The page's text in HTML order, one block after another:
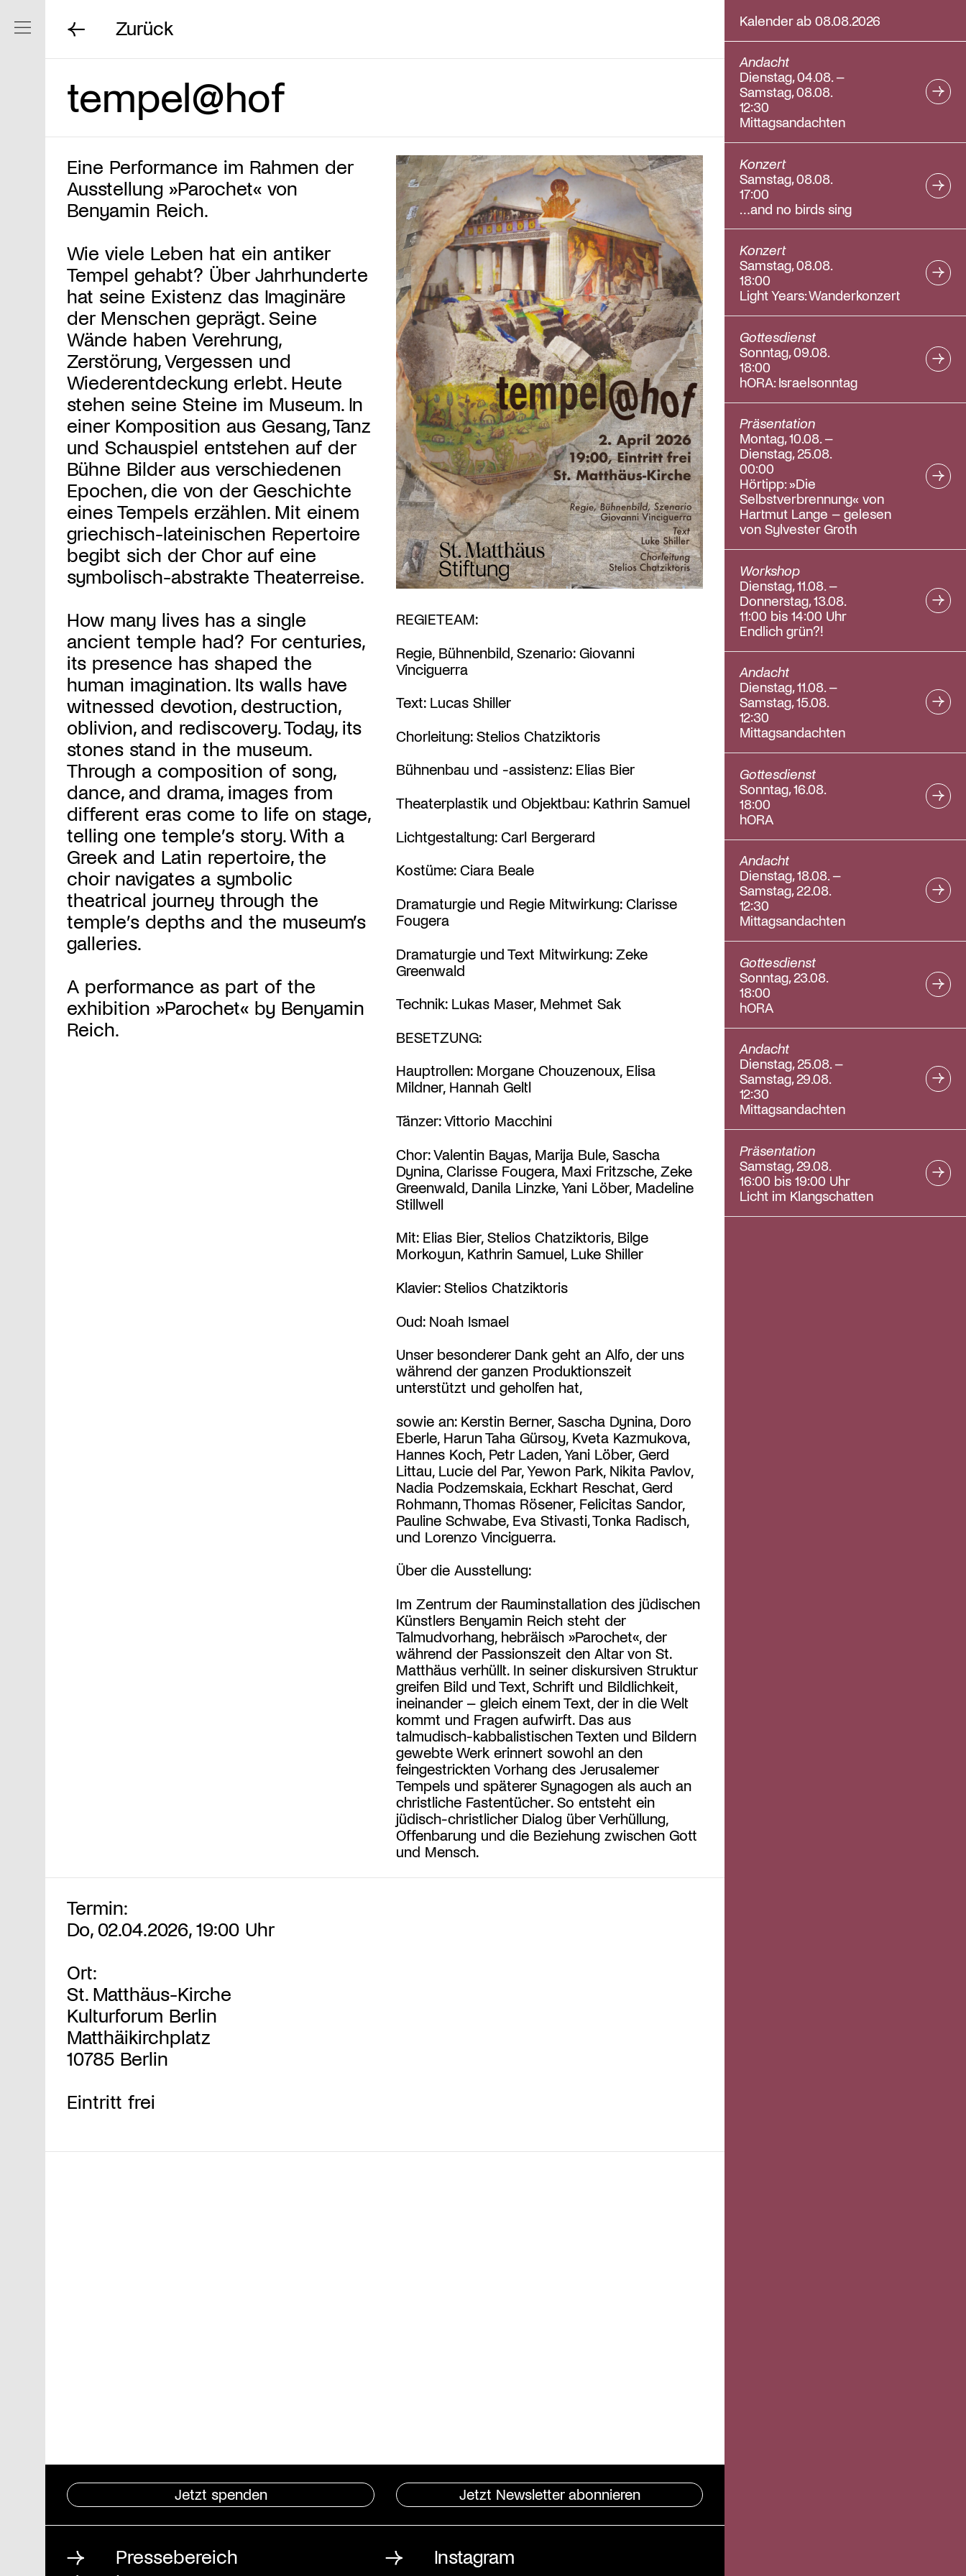
Navigation ein/ausblenden
Zurück
tempel@hof
Eine Performance im Rahmen der
Ausstellung »Parochet« von
Benyamin Reich.
Wie viele Leben hat ein antiker
Tempel gehabt? Über Jahrhunderte
hat seine Existenz das Imaginäre
der Menschen geprägt. Seine
Wände haben Verehrung,
Zerstörung, Vergessen und
Wiederentdeckung erlebt. Heute
stehen seine Steine im Museum. In
einer Komposition aus Gesang, Tanz
und Schauspiel entstehen auf der
Bühne Bilder aus verschiedenen
Epochen, die von der Geschichte
eines Tempels erzählen. Mit einem
griechisch-lateinischen Repertoire
begibt sich der Chor auf eine
symbolisch-abstrakte Theaterreise.
How many lives has a single
ancient temple had? For centuries,
its presence has shaped the
human imagination. Its walls have
witnessed devotion, destruction,
oblivion, and rediscovery. Today, its
stones stand in the museum.
Through a composition of song,
dance, and drama, images from
different eras come to life on stage,
telling one temple’s story. With a
Greek and Latin repertoire, the
choir navigates a symbolic
theatrical journey through the
temple’s depths and the museum’s
galleries.
A performance as part of the
exhibition »Parochet« by Benyamin
Reich.
REGIETEAM:
Regie, Bühnenbild, Szenario: Giovanni
Vinciguerra
Text: Lucas Shiller
Chorleitung: Stelios Chatziktoris
Bühnenbau und -assistenz: Elias Bier
Theaterplastik und Objektbau: Kathrin Samuel
Lichtgestaltung: Carl Bergerard
Kostüme: Ciara Beale
Dramaturgie und Regie Mitwirkung: Clarisse
Fougera
Dramaturgie und Text Mitwirkung: Zeke
Greenwald
Technik: Lukas Maser, Mehmet Sak
BESETZUNG:
Hauptrollen: Morgane Chouzenoux, Elisa
Mildner, Hannah Geltl
Tänzer: Vittorio Macchini
Chor: Valentin Bayas, Marija Bule, Sascha
Dynina, Clarisse Fougera, Maxi Fritzsche, Zeke
Greenwald, Danila Linzke, Yani Löber, Madeline
Stillwell
Mit: Elias Bier, Stelios Chatziktoris, Bilge
Morkoyun, Kathrin Samuel, Luke Shiller
Klavier: Stelios Chatziktoris
Oud: Noah Ismael
Unser besonderer Dank geht an Alfo, der uns
während der ganzen Produktionszeit
unterstützt und geholfen hat,
sowie an: Kerstin Berner, Sascha Dynina, Doro
Eberle, Harun Taha Gürsoy, Kveta Kazmukova,
Hannes Koch, Petr Laden, Yani Löber, Gerd
Littau, Lucie del Par, Yewon Park, Nikita Pavlov,
Nadia Podzemskaia, Eckhart Reschat, Gerd
Rohmann, Thomas Rösener, Felicitas Sandor,
Pauline Schwabe, Eva Stivasti, Tonka Radisch,
und Lorenzo Vinciguerra.
Über die Ausstellung:
Im Zentrum der Rauminstallation des jüdischen
Künstlers Benyamin Reich steht der
Talmudvorhang, hebräisch »Parochet«, der
während der Passionszeit den Altar von St.
Matthäus verhüllt. In seiner diskursiven Struktur
greifen Bild und Text, Schrift und Bildlichkeit,
ineinander – gleich einem Text, der in die Welt
kommt und Fragen aufwirft. Das aus
talmudisch-kabbalistischen Texten und Bildern
gewebte Werk erinnert sowohl an den
feingestrickten Vorhang des Jerusalemer
Tempels und späterer Synagogen als auch an
christliche Fastentücher. So entsteht ein
jüdisch-christlicher Dialog über Verhüllung,
Offenbarung und die Beziehung zwischen Gott
und Mensch.
Termin:
Do, 02.04.2026, 19:00 Uhr
Ort:
St. Matthäus-Kirche
Kulturforum Berlin
Matthäikirchplatz
10785 Berlin
Eintritt frei
Jetzt spenden Jetzt Newsletter abonnieren
Pressebereich
Instagram
Kalender ab 08.08.2026
Andacht
Dienstag, 04.08. –
Samstag, 08.08.
12:30
Mittagsandachten
Konzert
Samstag, 08.08.
17:00
…and no birds sing
Konzert
Samstag, 08.08.
18:00
Light Years: Wanderkonzert
Gottesdienst
Sonntag, 09.08.
18:00
hORA: Israelsonntag
Präsentation
Montag, 10.08. –
Dienstag, 25.08.
00:00
Hörtipp: »Die
Selbstverbrennung« von
Hartmut Lange – gelesen
von Sylvester Groth
Workshop
Dienstag, 11.08. –
Donnerstag, 13.08.
11:00 bis 14:00 Uhr
Endlich grün?!
Andacht
Dienstag, 11.08. –
Samstag, 15.08.
12:30
Mittagsandachten
Gottesdienst
Sonntag, 16.08.
18:00
hORA
Andacht
Dienstag, 18.08. –
Samstag, 22.08.
12:30
Mittagsandachten
Gottesdienst
Sonntag, 23.08.
18:00
hORA
Andacht
Dienstag, 25.08. –
Samstag, 29.08.
12:30
Mittagsandachten
Präsentation
Samstag, 29.08.
16:00 bis 19:00 Uhr
Licht im Klangschatten